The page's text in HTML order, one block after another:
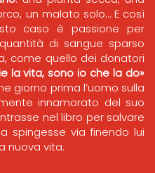
un malato solo… E così
caso è passione per
di sangue sparso
come quello dei donatori
la vita, sono io che la do»
giorno prima l’uomo sulla
innamorato del suo
nel libro per salvare
spingesse via finendo lui
nuova vita.